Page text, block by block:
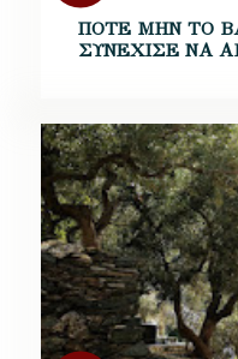
ΠΟΤΕ ΜΗΝ ΤΟ
ΣΥΝΕΧΙΣΕ ΝΑ